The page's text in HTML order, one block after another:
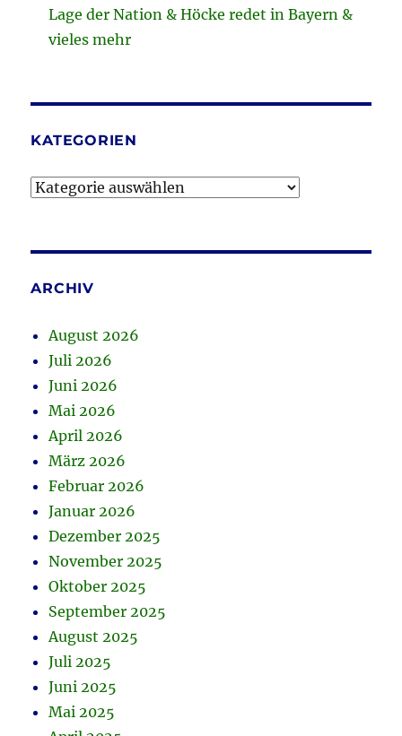
Lage der Nation & Höcke redet in Bayern &
vieles mehr
KATEGORIEN
Kategorien
ARCHIV
August 2026
Juli 2026
Juni 2026
Mai 2026
April 2026
März 2026
Februar 2026
Januar 2026
Dezember 2025
November 2025
Oktober 2025
September 2025
August 2025
Juli 2025
Juni 2025
Mai 2025